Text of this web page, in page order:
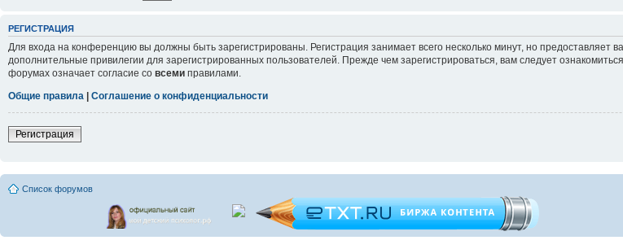
РЕГИСТРАЦИЯ
Для входа на конференцию вы должны быть зарегистрированы. Регистрация занимает всего несколько минут, но
дополнительные привилегии для зарегистрированных пользователей. Прежде чем зарегистрироваться, вам следует
форумах означает согласие со всеми правилами.
Общие правила
Соглашение о конфиденциальности
Регистрация
Список форумов